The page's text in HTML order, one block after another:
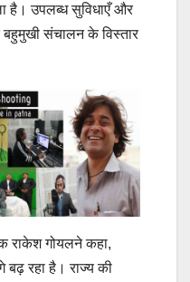
है। उपलब्ध सुविधाएँ और
बहुमुखी संचालन के विस्तार
राकेश गोयलने कहा,
बढ़ रहा है। राज्य की